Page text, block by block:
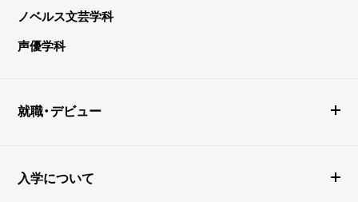
ノベルス文芸学科
声優学科
就職・デビュー
入学について